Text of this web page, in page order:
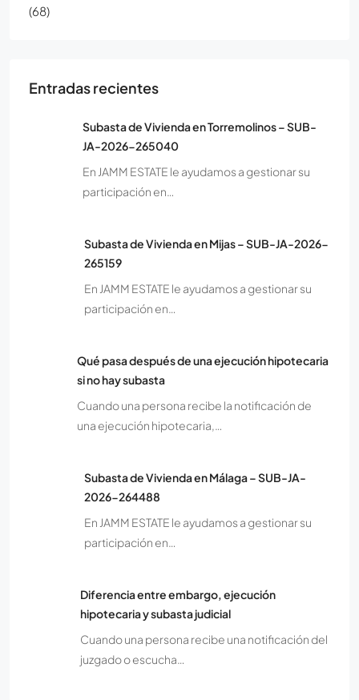
(68)
Entradas recientes
Subasta de Vivienda en Torremolinos – SUB-
JA-2026-265040
En JAMM ESTATE le ayudamos a gestionar su
participación en…
Subasta de Vivienda en Mijas – SUB-JA-2026-
265159
En JAMM ESTATE le ayudamos a gestionar su
participación en…
Qué pasa después de una ejecución hipotecaria
si no hay subasta
Cuando una persona recibe la notificación de
una ejecución hipotecaria,…
Subasta de Vivienda en Málaga – SUB-JA-
2026-264488
En JAMM ESTATE le ayudamos a gestionar su
participación en…
Diferencia entre embargo, ejecución
hipotecaria y subasta judicial
Cuando una persona recibe una notificación del
juzgado o escucha…